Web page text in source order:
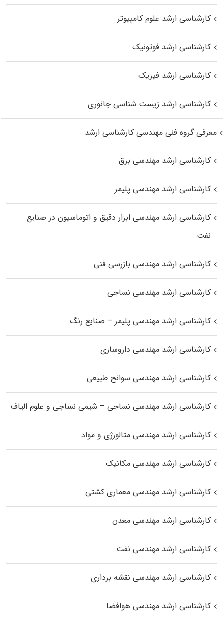
کارشناسی ارشد علوم کامپیوتر
کارشناسی ارشد فوتونیک
کارشناسی ارشد فیزیک
کارشناسی ارشد زیست‌ شناسی جانوری
معرفی گروه فنی مهندسی کارشناسی ارشد
کارشناسی ارشد مهندسی برق
کارشناسی ارشد مهندسی پلیمر
کارشناسی ارشد مهندسی ابزار دقیق و اتوماسیون در صنایع
نفت
کارشناسی ارشد مهندسی بازرسی فنی
کارشناسی ارشد مهندسی نساجی
کارشناسی ارشد مهندسی پلیمر – صنایع رنگ
کارشناسی ارشد مهندسی داروسازی
کارشناسی ارشد مهندسی سوانح طبیعی
کارشناسی ارشد مهندسی نساجی – شیمی نساجی و علوم الیاف
کارشناسی ارشد مهندسی متالورژی و مواد
کارشناسی ارشد مهندسی مکانیک
کارشناسی ارشد مهندسی معماری کشتی
کارشناسی ارشد مهندسی معدن
کارشناسی ارشد مهندسی نفت
کارشناسی ارشد مهندسی نقشه برداری
کارشناسی ارشد مهندسی هوافضا